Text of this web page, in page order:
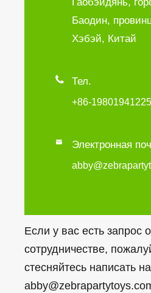
Гаобэйдянь,
Баодин,
Хэбэй, Китай
 Тел.
+86-19801941225
 Электронная
Если у вас есть запрос
сотрудничестве,
стесняйтесь написать